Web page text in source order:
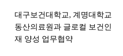
대구보건대학교, 계명대학교
동산의료원과 글로컬 보건인
재 양성 업무협약